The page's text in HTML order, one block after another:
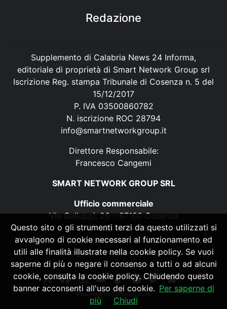
Redazione
Supplemento di Calabria News 24 Informa,
editoriale di proprietà di Smart Network Group srl
Iscrizione Reg. stampa Tribunale di Cosenza n. 5 del
15/12/2017
P. IVA 03500860782
N. iscrizione ROC 28794
info@smartnetworkgroup.it
Direttore Responsabile:
Francesco Cangemi
SMART NETWORK GROUP SRL
Ufficio commerciale
Via Galluppi, 26 – 87100 Cosenza
P. IVA 03500860782
N. iscrizione ROC 28794
info@smartnetworkgroup.it
Powered by SpheraHouse
Questo sito o gli strumenti terzi da questo utilizzati si
avvalgono di cookie necessari al funzionamento ed
utili alle finalità illustrate nella cookie policy. Se vuoi
saperne di più o negare il consenso a tutti o ad alcuni
cookie, consulta la cookie policy. Chiudendo questo
banner acconsenti all'uso dei cookie. Per saperne di
più
Chiudi